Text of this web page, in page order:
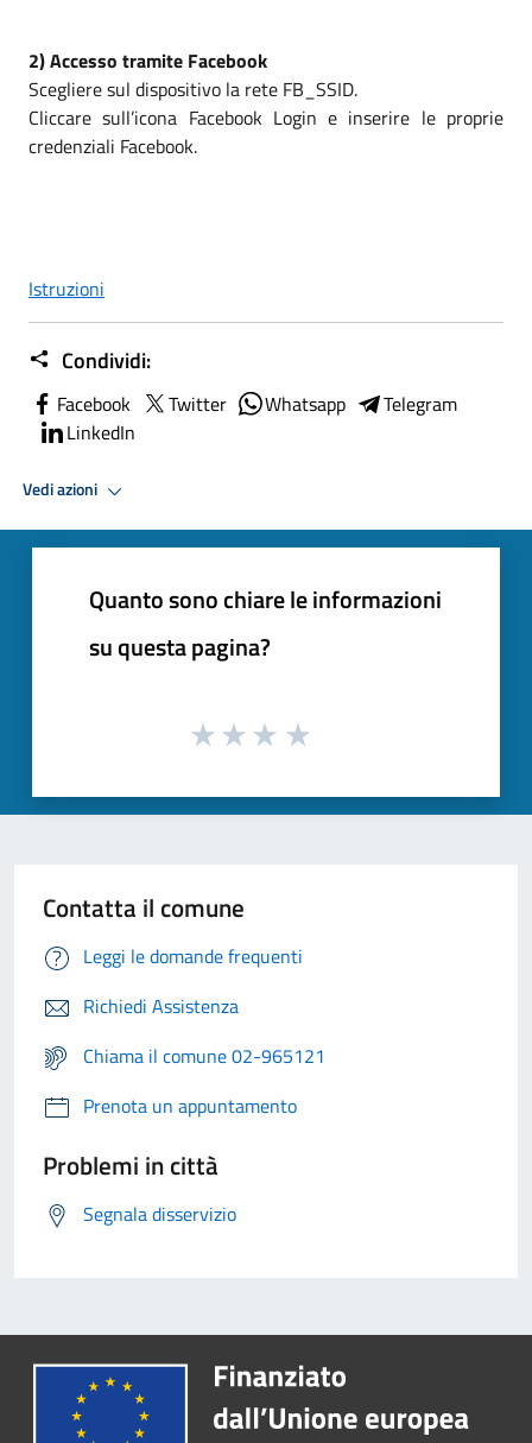
2) Accesso tramite Facebook
Scegliere sul dispositivo la rete FB_SSID.
Cliccare sull’icona Facebook Login e inserire le proprie
credenziali Facebook.
Istruzioni
Condividi:
Facebook Twitter Whatsapp
Telegram
LinkedIn
Vedi azioni
Quanto sono chiare le informazioni
su questa pagina?
Contatta il comune
Leggi le domande frequenti
Richiedi Assistenza
Chiama il comune 02-965121
Prenota un appuntamento
Problemi in città
Segnala disservizio